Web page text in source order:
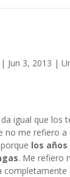
| Jun 3, 2013 |
igual que los
no me refiero
los
. Me refiero
completamente